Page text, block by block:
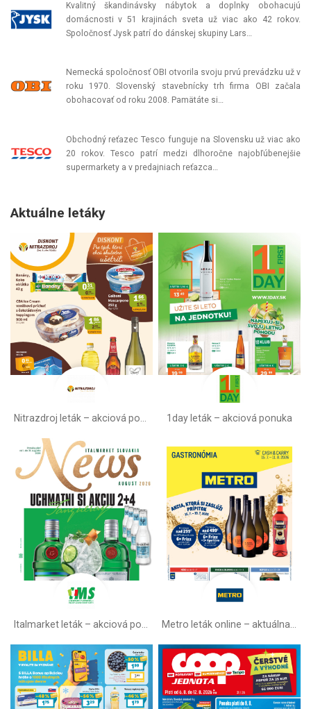
Kvalitný škandinávsky nábytok a doplnky obohacujú
domácnosti v 51 krajinách sveta už viac ako 42 rokov.
Spoločnosť Jysk patrí do dánskej skupiny Lars…
Nemecká spoločnosť OBI otvorila svoju prvú prevádzku už v
roku 1970. Slovenský stavebnícky trh firma OBI začala
obohacovať od roku 2008. Pamätáte si…
Obchodný reťazec Tesco funguje na Slovensku už viac ako
20 rokov. Tesco patrí medzi dlhoročne najobľúbenejšie
supermarkety a v predajniach reťazca…
Aktuálne letáky
1day leták – akciová ponuka